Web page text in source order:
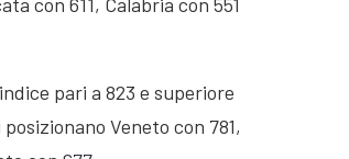
pari a 823 e superiore
Veneto con 781,